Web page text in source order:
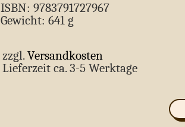
ISBN: 9783791727967
Gewicht: 641 g
zzgl.Versandkosten
Lieferzeit ca. 3-5 Werktage